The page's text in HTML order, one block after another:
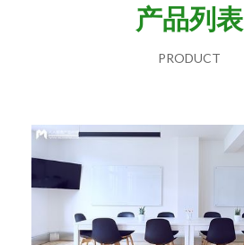
产品列表
PRODUCT